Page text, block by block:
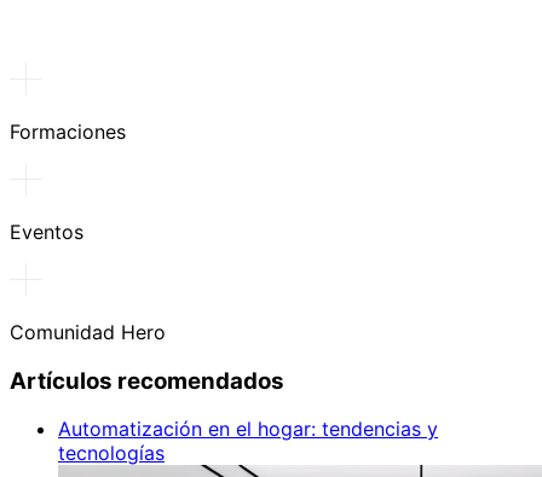
Formaciones
Eventos
Comunidad Hero
Artículos recomendados
Automatización en el hogar: tendencias y
tecnologías